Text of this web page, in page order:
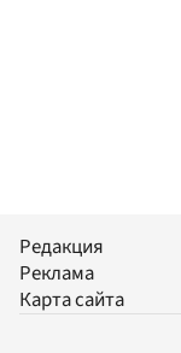
Редакция
Реклама
Карта сайта